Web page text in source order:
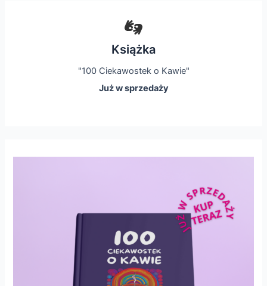
Książka
"100 Ciekawostek o Kawie"
Już w sprzedaży